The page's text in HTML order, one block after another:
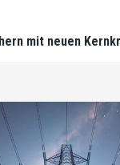
mit neuen